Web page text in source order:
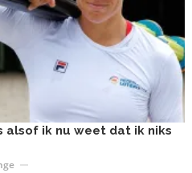
alsof ik nu weet dat ik niks